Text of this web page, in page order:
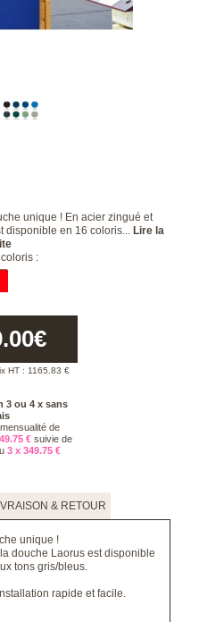
unique ! En acier zingué et
disponible en 16 coloris... Lire la
:
€
HT : 1165.83 €
3 ou 4 x sans
de
€suivie de
3 x 349.75 €
& RETOUR
unique !
douche Laorus est disponible
tons gris/bleus.
rapide et facile.